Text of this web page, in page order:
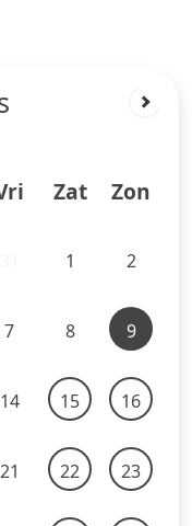
Zat Zon
1 2
7 8 9
14 15 16
21 22 23